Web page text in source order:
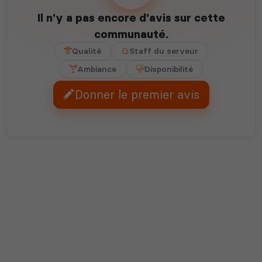
Il n'y a pas encore d'avis sur cette
communauté.
Qualité
Staff du serveur
Ambiance
Disponibilité
Donner le premier avis